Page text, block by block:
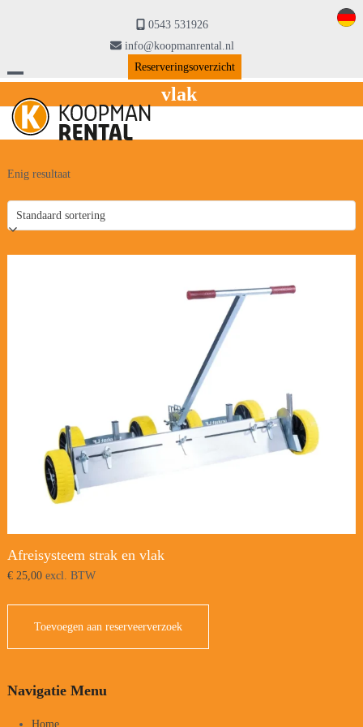
0543 531926
info@koopmanrental.nl
Reserveringsoverzicht
mobile
menu
mobile
menu
vlak
Enig resultaat
Afreisysteem strak en vlak
€25,00excl. BTW
Toevoegen aan reserveerverzoek
Navigatie Menu
Home